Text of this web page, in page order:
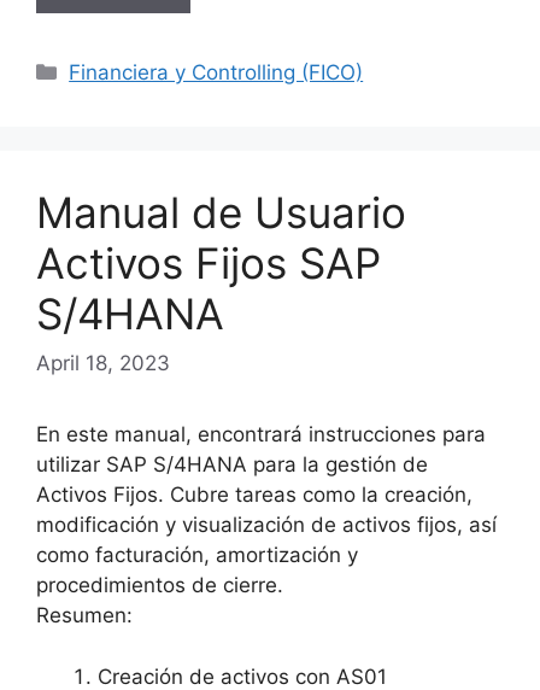
Categories
Financiera y Controlling (FICO)
Manual de Usuario
Activos Fijos SAP
S/4HANA
April 18, 2023
En este manual, encontrará instrucciones para
utilizar SAP S/4HANA para la gestión de
Activos Fijos. Cubre tareas como la creación,
modificación y visualización de activos fijos, así
como facturación, amortización y
procedimientos de cierre.
Resumen:
Creación de activos con AS01